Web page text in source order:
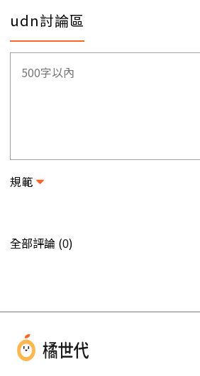
udn討論區
規範
全部評論 (0)